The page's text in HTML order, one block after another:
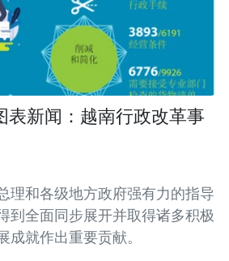
表新闻：越南行政改革事
理和各级地方政府强有力的指导
到全面同步展开并取得诸多积极
成就作出重要贡献。